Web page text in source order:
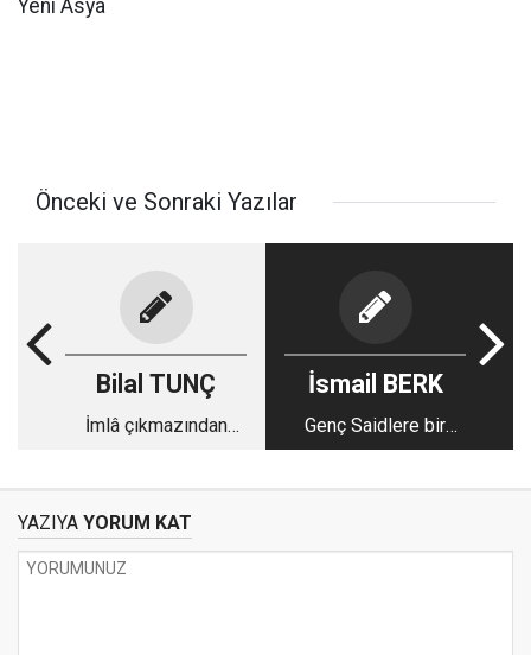
Yeni Asya
Önceki ve Sonraki Yazılar
Bilal TUNÇ
İmlâ çıkmazından
İsmail BERK
Genç Saidlere bir
mektup-4
YAZIYA YORUM KAT